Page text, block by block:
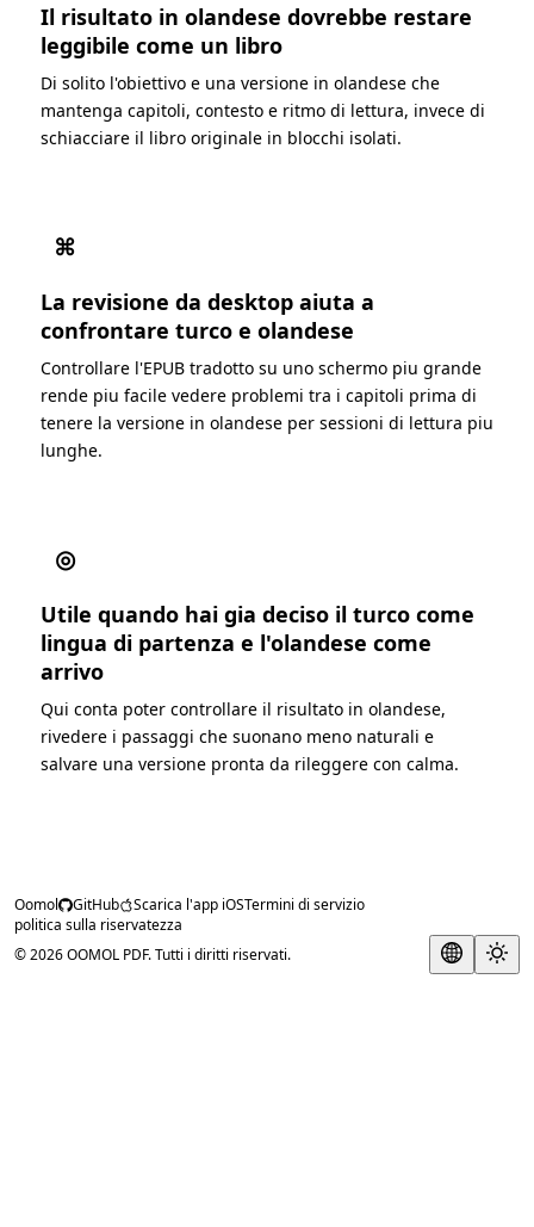
Il risultato in olandese dovrebbe restare
leggibile come un libro
Di solito l'obiettivo e una versione in olandese che
mantenga capitoli, contesto e ritmo di lettura, invece di
schiacciare il libro originale in blocchi isolati.
⌘
La revisione da desktop aiuta a
confrontare turco e olandese
Controllare l'EPUB tradotto su uno schermo piu grande
rende piu facile vedere problemi tra i capitoli prima di
tenere la versione in olandese per sessioni di lettura piu
lunghe.
◎
Utile quando hai gia deciso il turco come
lingua di partenza e l'olandese come
arrivo
Qui conta poter controllare il risultato in olandese,
rivedere i passaggi che suonano meno naturali e
salvare una versione pronta da rileggere con calma.
Oomol GitHub Scarica l'app iOSTermini di servizio
politica sulla riservatezza
© 2026 OOMOL PDF. Tutti i diritti riservati.